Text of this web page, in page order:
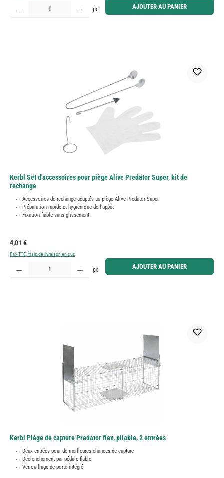
pc AJOUTER AU PANIER
Kerbl Set d'accessoires pour piège Alive Predator Super, kit de
rechange
Accessoires de rechange adaptés au piège Alive Predator Super
Préparation rapide et hygiénique de l'appât
Fixation fiable sans glissement
Prix régulier :
4,01 €
Prix TTC, frais de livraison en sus
Quantité de produit : Entrez la quantité souhaitée ou utilisez les boutons pour augmenter ou
pc AJOUTER AU PANIER
Kerbl Piège de capture Predator flex, pliable, 2 entrées
Deux entrées pour de meilleures chances de capture
Déclenchement par pédale fiable
Verrouillage de porte intégré